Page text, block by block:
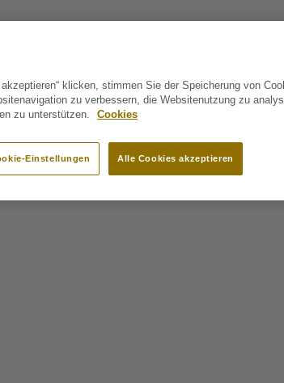
klicken, stimmen Sie der Speicherung von
zu verbessern, die Websitenutzung zu
zu unterstützen.
Cookies
Alle Cookies akzeptieren
Einstellungen